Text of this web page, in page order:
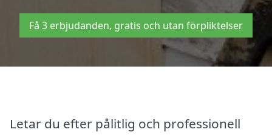
Få 3 erbjudanden, gratis och utan förpliktelser
Letar du efter pålitlig och professionell